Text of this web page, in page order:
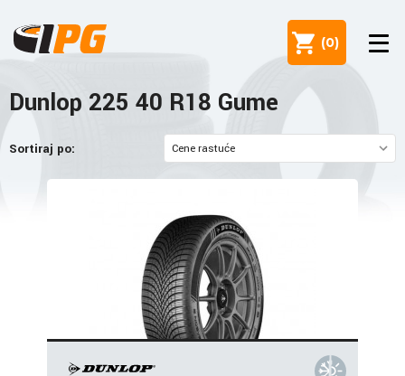
(0)
Dunlop 225 40 R18 Gume
Sortiraj po: